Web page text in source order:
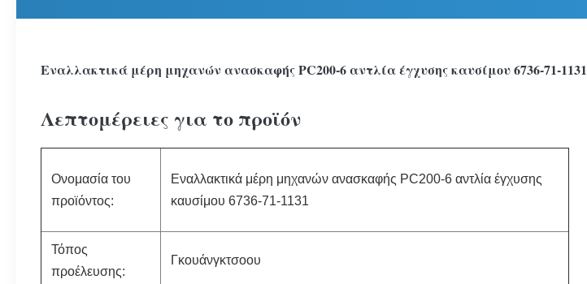
Εναλλακτικά μέρη μηχανών ανασκαφής PC200-6 αντλία έγχυσης καυσίμου 6736-71-1131
Λεπτομέρειες για το προϊόν
Ονομασία του
προϊόντος:
Εναλλακτικά μέρη μηχανών ανασκαφής PC200-6 αντλία έγχυσης
καυσίμου 6736-71-1131
Τόπος
προέλευσης:
Γκουάνγκτσοου